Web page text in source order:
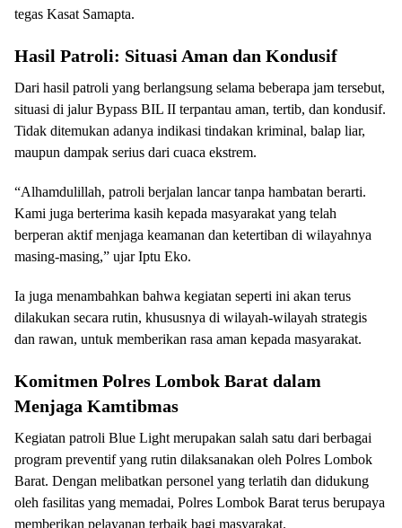
tegas Kasat Samapta.
Hasil Patroli: Situasi Aman dan Kondusif
Dari hasil patroli yang berlangsung selama beberapa jam tersebut,
situasi di jalur Bypass BIL II terpantau aman, tertib, dan kondusif.
Tidak ditemukan adanya indikasi tindakan kriminal, balap liar,
maupun dampak serius dari cuaca ekstrem.
“Alhamdulillah, patroli berjalan lancar tanpa hambatan berarti.
Kami juga berterima kasih kepada masyarakat yang telah
berperan aktif menjaga keamanan dan ketertiban di wilayahnya
masing-masing,” ujar Iptu Eko.
Ia juga menambahkan bahwa kegiatan seperti ini akan terus
dilakukan secara rutin, khususnya di wilayah-wilayah strategis
dan rawan, untuk memberikan rasa aman kepada masyarakat.
Komitmen Polres Lombok Barat dalam
Menjaga Kamtibmas
Kegiatan patroli Blue Light merupakan salah satu dari berbagai
program preventif yang rutin dilaksanakan oleh Polres Lombok
Barat. Dengan melibatkan personel yang terlatih dan didukung
oleh fasilitas yang memadai, Polres Lombok Barat terus berupaya
memberikan pelayanan terbaik bagi masyarakat.